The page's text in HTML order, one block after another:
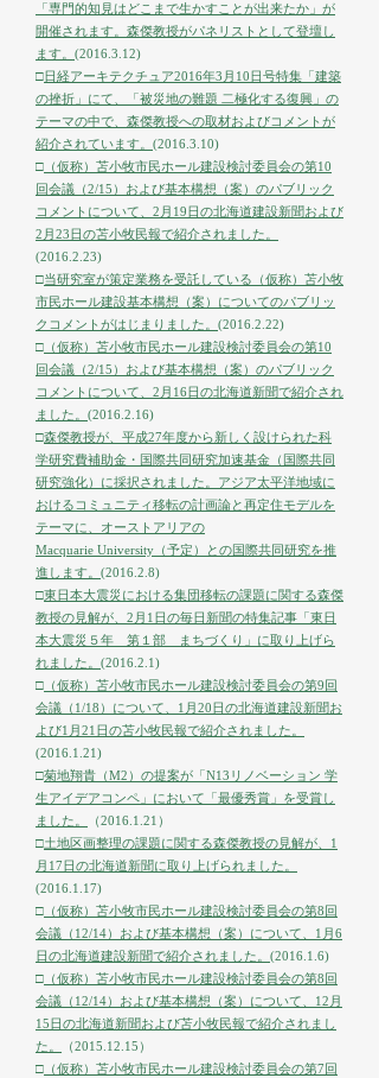
「専門的知見はどこまで生かすことが出来たか」が
開催されます。森傑教授がパネリストとして登壇し
ます。 (2016.3.12)
□日経アーキテクチュア2016年3月10日号特集「建築
の挫折」にて、「被災地の難題 二極化する復興」の
テーマの中で、森傑教授への取材およびコメントが
紹介されています。 (2016.3.10)
□ （仮称）苫小牧市民ホール建設検討委員会の第10
回会議（2/15）および基本構想（案）のパブリック
コメントについて、2月19日の北海道建設新聞および
2月23日の苫小牧民報で紹介されました。
(2016.2.23)
□当研究室が策定業務を受託している（仮称）苫小牧
市民ホール建設基本構想（案）についてのパブリッ
クコメントがはじまりました。 (2016.2.22)
□ （仮称）苫小牧市民ホール建設検討委員会の第10
回会議（2/15）および基本構想（案）のパブリック
コメントについて、2月16日の北海道新聞で紹介され
ました。 (2016.2.16)
□森傑教授が、平成27年度から新しく設けられた科
学研究費補助金・国際共同研究加速基金（国際共同
研究強化）に採択されました。アジア太平洋地域に
おけるコミュニティ移転の計画論と再定住モデルを
テーマに、オーストアリアの
Macquarie University（予定）との国際共同研究を推
進します。 (2016.2.8)
□東日本大震災における集団移転の課題に関する森傑
教授の見解が、2月1日の毎日新聞の特集記事「東日
本大震災５年 第１部 まちづくり」に取り上げら
れました。 (2016.2.1)
□ （仮称）苫小牧市民ホール建設検討委員会の第9回
会議（1/18）について、1月20日の北海道建設新聞お
よび1月21日の苫小牧民報で紹介されました。
(2016.1.21)
□菊地翔貴（M2）の提案が「N13リノベーション 学
生アイデアコンペ」において「最優秀賞」を受賞し
ました。
（2016.1.21）
□土地区画整理の課題に関する森傑教授の見解が、1
月17日の北海道新聞に取り上げられました。
(2016.1.17)
□ （仮称）苫小牧市民ホール建設検討委員会の第8回
会議（12/14）および基本構想（案）について、1月6
日の北海道建設新聞で紹介されました。 (2016.1.6)
□ （仮称）苫小牧市民ホール建設検討委員会の第8回
会議（12/14）および基本構想（案）について、12月
15日の北海道新聞および苫小牧民報で紹介されまし
た。
（2015.12.15）
□ （仮称）苫小牧市民ホール建設検討委員会の第7回